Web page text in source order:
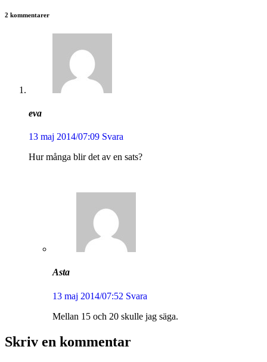
2 kommentarer
eva
13 maj 2014/07:09 Svara
Hur många blir det av en sats?
Asta
13 maj 2014/07:52 Svara
Mellan 15 och 20 skulle jag säga.
Skriv en kommentar